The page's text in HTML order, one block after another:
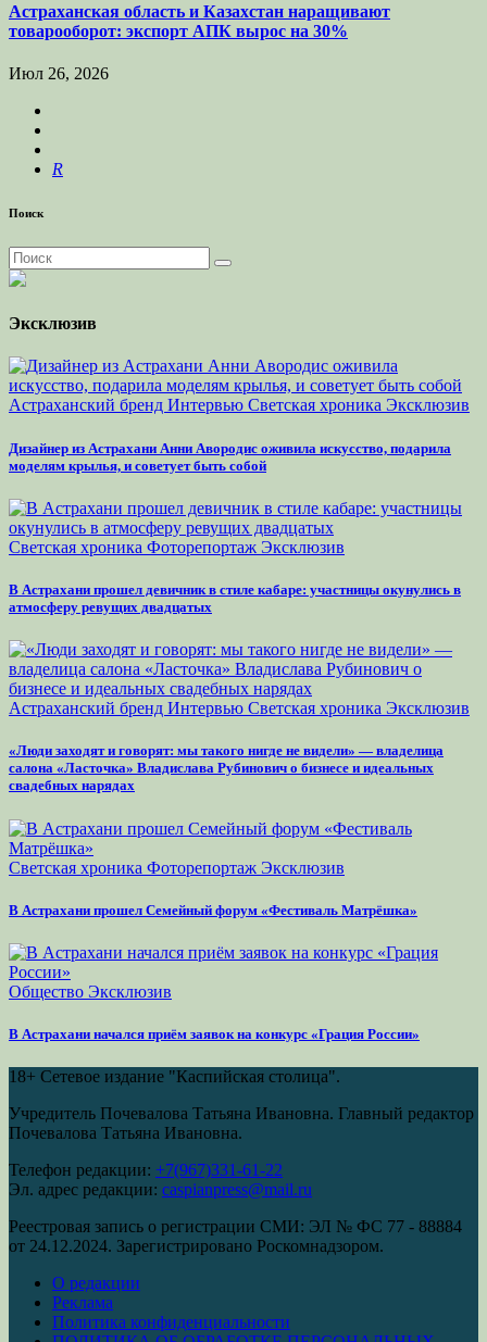
Астраханская область и Казахстан наращивают
товарооборот: экспорт АПК вырос на 30%
Июл 26, 2026
R
Поиск
Эксклюзив
Астраханский бренд Интервью Светская хроника Эксклюзив
Дизайнер из Астрахани Анни Авородис оживила искусство, подарила
моделям крылья, и советует быть собой
Светская хроника Фоторепортаж Эксклюзив
В Астрахани прошел девичник в стиле кабаре: участницы окунулись в
атмосферу ревущих двадцатых
Астраханский бренд Интервью Светская хроника Эксклюзив
«Люди заходят и говорят: мы такого нигде не видели» — владелица
салона «Ласточка» Владислава Рубинович о бизнесе и идеальных
свадебных нарядах
Светская хроника Фоторепортаж Эксклюзив
В Астрахани прошел Семейный форум «Фестиваль Матрёшка»
Общество Эксклюзив
В Астрахани начался приём заявок на конкурс «Грация России»
18+ Сетевое издание "Каспийская столица".
Учредитель Почевалова Татьяна Ивановна. Главный редактор
Почевалова Татьяна Ивановна.
Телефон редакции: +7(967)331-61-22
Эл. адрес редакции: caspianpress@mail.ru
Реестровая запись о регистрации СМИ: ЭЛ № ФС 77 - 88884
от 24.12.2024. Зарегистрировано Роскомнадзором.
О редакции
Реклама
Политика конфиденциальности